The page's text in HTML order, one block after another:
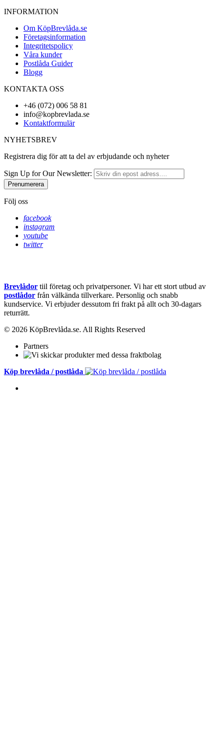
INFORMATION
Om KöpBrevlåda.se
Företagsinformation
Integritetspolicy
Våra kunder
Postlåda Guider
Blogg
KONTAKTA OSS
+46 (072) 006 58 81
info@kopbrevlada.se
Kontaktformulär
NYHETSBREV
Registrera dig för att ta del av erbjudande och nyheter
Sign Up for Our Newsletter:
Prenumerera
Följ oss
facebook
instagram
youtube
twitter
Brevlådor tiil företag och privatpersoner. Vi har ett stort utbud av
postlådor från välkända tillverkare. Personlig och snabb
kundservice. Vi erbjuder dessutom fri frakt på allt och 30-dagars
returrätt.
© 2026 KöpBrevlåda.se. All Rights Reserved
Partners
Köp brevlåda / postlåda